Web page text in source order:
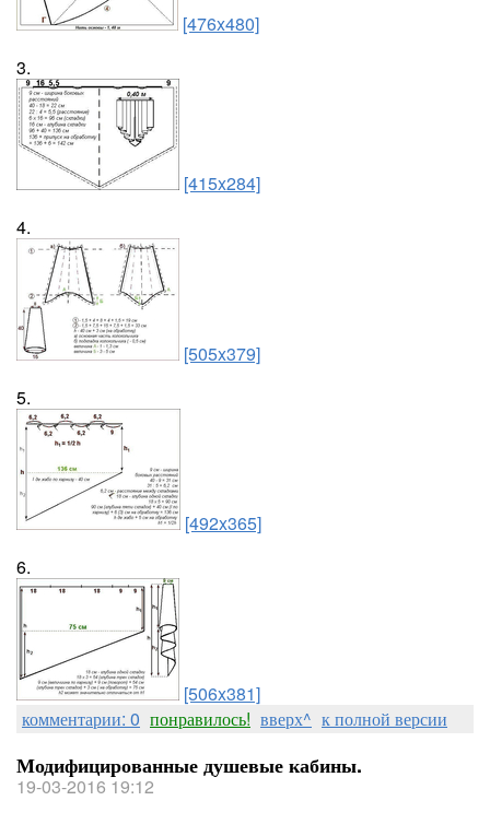
[476x480]
3.
[415x284]
4.
[505x379]
5.
[492x365]
6.
[506x381]
комментарии: 0 понравилось! вверх^ к полной версии
Модифицированные душевые кабины.
19-03-2016 19:12